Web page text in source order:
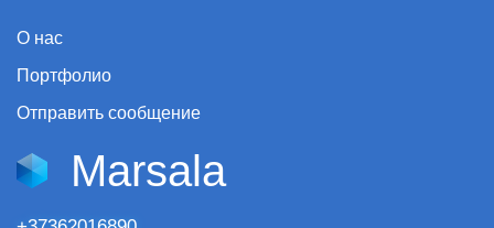
О нас
Портфолио
Отправить сообщение
Marsala